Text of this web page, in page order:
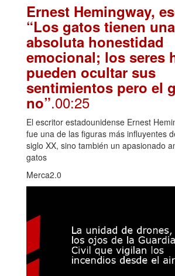
Ernest Hemingway,
“Los gatos tienen una
absoluta honestidad
emocional; los seres
pueden ocultar sus
sentimientos pero el
no”.00:25
El escritor estadounidense Ernest
fue una de las figuras más influyentes
siglo XX, sino también un apasionado
gatos
Merca2.0